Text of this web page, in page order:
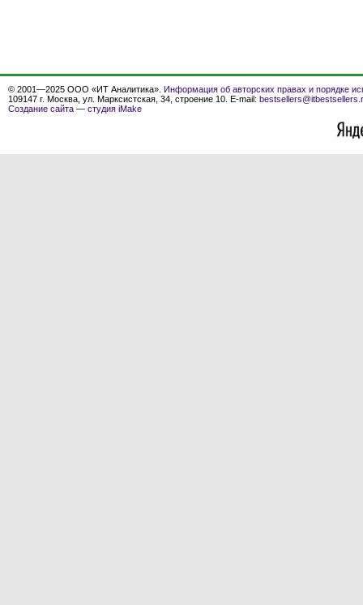
© 2001—2025 ООО «ИТ Аналитика». Информация об авторских правах и порядке
109147 г. Москва, ул. Марксистская, 34, строение 10. E-mail:
Создание сайта — студия iMake